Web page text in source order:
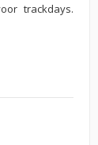
trackdays.